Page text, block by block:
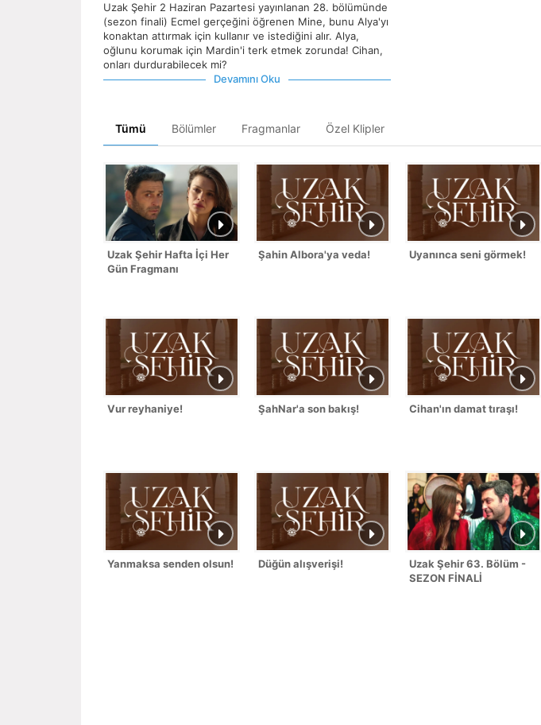
Uzak Şehir 2 Haziran Pazartesi yayınlanan 28. bölümünde
(sezon finali) Ecmel gerçeğini öğrenen Mine, bunu Alya'yı
konaktan attırmak için kullanır ve istediğini alır. Alya,
oğlunu korumak için Mardin'i terk etmek zorunda! Cihan,
onları durdurabilecek mi?
Devamını Oku
Tümü Bölümler Fragmanlar Özel Klipler
Uzak Şehir Hafta İçi Her
Gün Fragmanı
Şahin Albora'ya veda! Uyanınca seni görmek!
Vur reyhaniye! ŞahNar'a son bakış! Cihan'ın damat tıraşı!
Yanmaksa senden olsun! Düğün alışverişi!
Uzak Şehir 63. Bölüm -
SEZON FİNALİ